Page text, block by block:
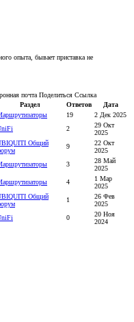
опыта, бывает приставка не
почта Поделиться Ссылка
Раздел Ответов
Дата
19
2 Дек 2025
2
29 Окт
2025
Общий
9
22 Окт
2025
3
28 Май
2025
4
1 Мар
2025
Общий
1
26 Фев
2025
0
20 Ноя
2024